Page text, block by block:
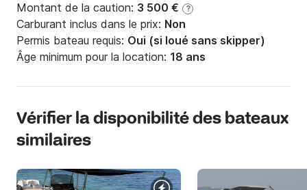
Montant de la caution: 3 500 € ?
Carburant inclus dans le prix: Non
Permis bateau requis: Oui (si loué sans skipper)
Âge minimum pour la location: 18 ans
Vérifier la disponibilité des bateaux
similaires